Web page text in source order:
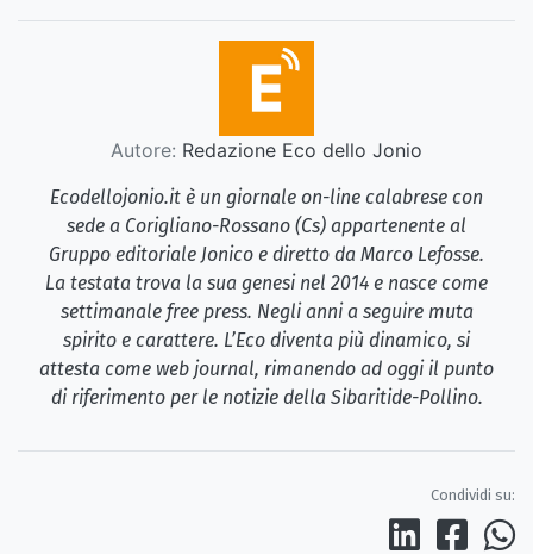
Autore: Redazione Eco dello Jonio
Ecodellojonio.it è un giornale on-line calabrese con
sede a Corigliano-Rossano (Cs) appartenente al
Gruppo editoriale Jonico e diretto da Marco Lefosse.
La testata trova la sua genesi nel 2014 e nasce come
settimanale free press. Negli anni a seguire muta
spirito e carattere. L’Eco diventa più dinamico, si
attesta come web journal, rimanendo ad oggi il punto
di riferimento per le notizie della Sibaritide-Pollino.
Condividi su: